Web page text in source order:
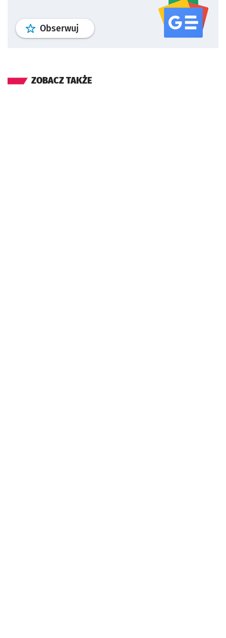
Obserwuj profil serwisu
ZOBACZ TAKŻE